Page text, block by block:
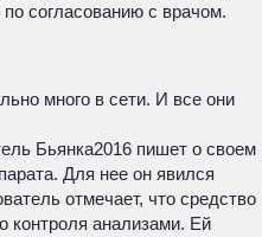
согласованию с врачом.
много в сети. И все они
Бьянка2016 пишет о своем
Для нее он явился
отмечает, что средство
контроля анализами. Ей